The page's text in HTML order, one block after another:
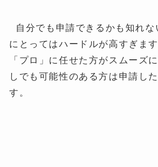
自分でも申請できるかも知れな
にとってはハードルが高すぎます
「プロ」に任せた方がスムーズ
しでも可能性のある方は申請し
す。